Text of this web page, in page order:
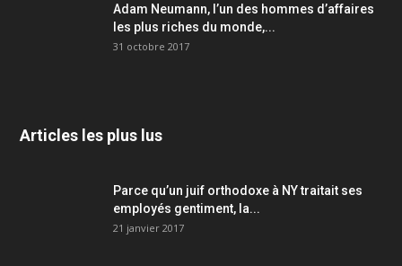
Adam Neumann, l’un des hommes d’affaires
les plus riches du monde,...
31 octobre 2017
Articles les plus lus
Parce qu’un juif orthodoxe à NY traitait ses
employés gentiment, la...
21 janvier 2017